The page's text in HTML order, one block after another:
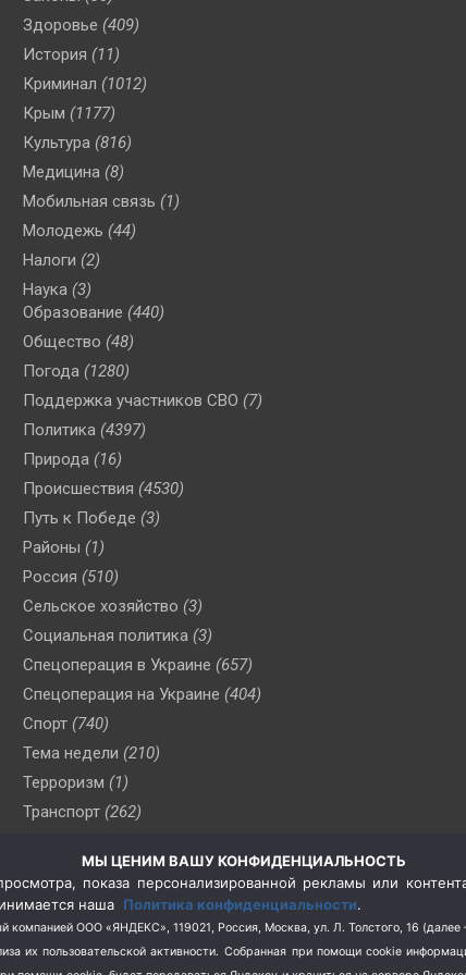
Здоровье (409)
История (11)
Криминал (1012)
Крым (1177)
Культура (816)
Медицина (8)
Мобильная связь (1)
Молодежь (44)
Налоги (2)
Наука (3)
Образование (440)
Общество (48)
Погода (1280)
Поддержка участников СВО (7)
Политика (4397)
Природа (16)
Происшествия (4530)
Путь к Победе (3)
Районы (1)
Россия (510)
Сельское хозяйство (3)
Социальная политика (3)
Спецоперация в Украине (657)
Спецоперация на Украине (404)
Спорт (740)
Тема недели (210)
Терроризм (1)
Транспорт (262)
(76)
Цены (2)
Школа и спорт (2)
Экология (8)
МЫ ЦЕНИМ ВАШУ КОНФИДЕНЦИАЛЬНОСТЬ
показа персонализированной рекламы или
наша Политика конфиденциальности.
компанией ООО «ЯНДЕКС», 119021, Россия, Москва, ул. Л. Толстого, 16
их пользовательской активности. Собранная при помощи cookie